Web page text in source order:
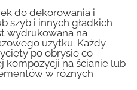
do dekorowania i
szyb i innych gładkich
wydrukowana na
uzytku. Każdy
po obrysie co
kompozycji na ścianie lub
w róznych